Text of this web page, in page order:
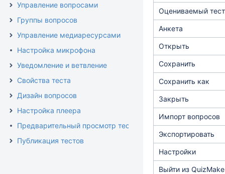
Управление вопросами
Группы вопросов
Управление медиаресурсами
Настройка микрофона
Уведомление и ветвление
Свойства теста
Дизайн вопросов
Настройка плеера
Предварительный просмотр теста
Публикация тестов
Оцениваемый тест
Анкета
Открыть
Сохранить
Сохранить как
Закрыть
Импорт вопросов
Экспортировать
Настройки
Выйти из